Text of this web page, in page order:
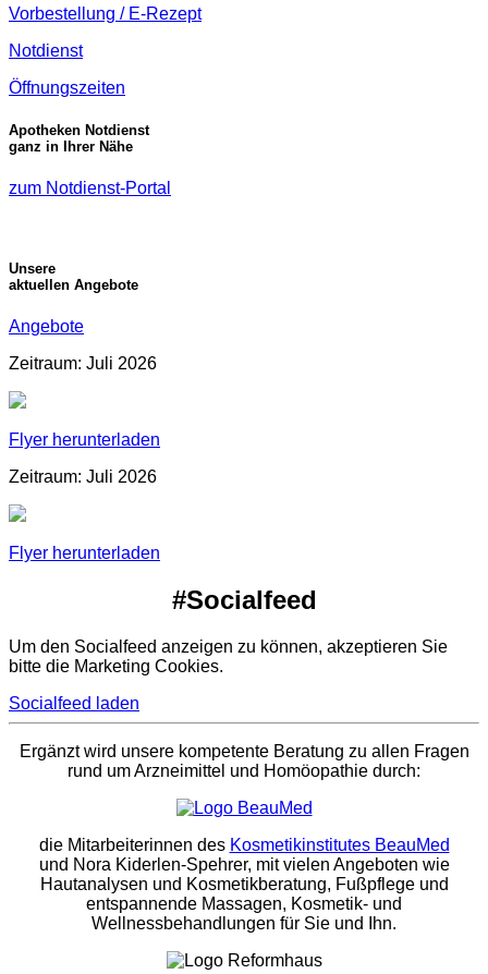
Vorbestellung / E-Rezept
Notdienst
Öffnungszeiten
Apotheken Notdienst
ganz in Ihrer Nähe
zum Notdienst-Portal
Unsere
aktuellen Angebote
Angebote
Zeitraum: Juli 2026
Flyer herunterladen
Zeitraum: Juli 2026
Flyer herunterladen
#Socialfeed
Um den Socialfeed anzeigen zu können, akzeptieren Sie
bitte die Marketing Cookies.
Socialfeed laden
Ergänzt wird unsere kompetente Beratung zu allen Fragen
rund um Arzneimittel und Homöopathie durch:
die Mitarbeiterinnen des Kosmetikinstitutes BeauMed
und Nora Kiderlen-Spehrer, mit vielen Angeboten wie
Hautanalysen und Kosmetikberatung, Fußpflege und
entspannende Massagen, Kosmetik- und
Wellnessbehandlungen für Sie und Ihn.